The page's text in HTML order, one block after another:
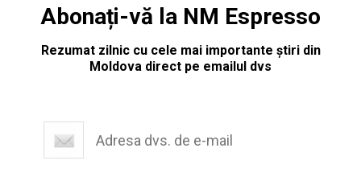
Abonați-vă la NM Espresso
Rezumat zilnic cu cele mai importante știri din
Moldova direct pe emailul dvs